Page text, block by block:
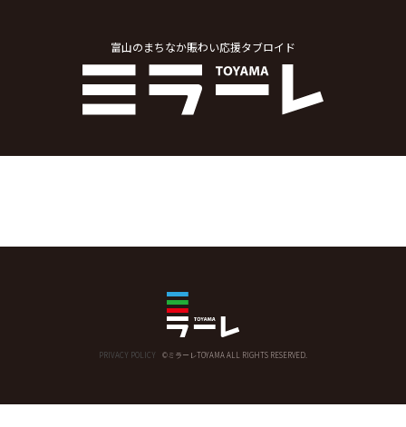
富山のまちなか賑わい応援タブロイド
PRIVACY POLICY ©ミラーレTOYAMA ALL RIGHTS RESERVED.